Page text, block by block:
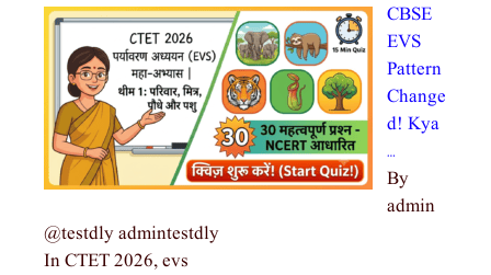
CBSE
EVS
Pattern
Change
d! Kya
…
By
admin
@testdly admintestdly
In CTET 2026, evs